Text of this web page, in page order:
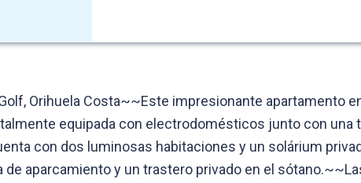
Orihuela Costa~~Este impresionante apartamento
equipada con electrodomésticos junto con una
con dos luminosas habitaciones y un solárium
de aparcamiento y un trastero privado en el